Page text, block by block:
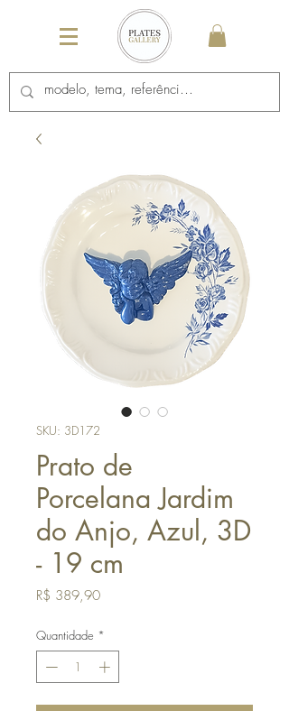
SKU: 3D172
Prato de
Porcelana Jardim
do Anjo, Azul, 3D
- 19 cm
R$ 389,90Preço
Quantidade *